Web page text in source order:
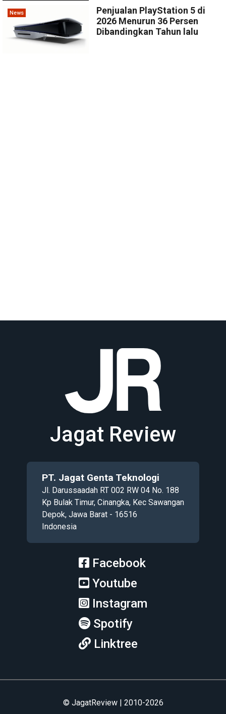
News
Penjualan PlayStation 5 di
2026 Menurun 36 Persen
Dibandingkan Tahun lalu
Jagat Review
PT. Jagat Genta Teknologi
Jl. Darussaadah RT 002 RW 04 No. 188
Kp Bulak Timur, Cinangka, Kec Sawangan
Depok, Jawa Barat - 16516
Indonesia
Facebook
Youtube
Instagram
Spotify
Linktree
© JagatReview | 2010-2026